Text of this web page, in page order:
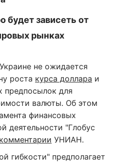
будет зависеть от
рынках
не ожидается
роста курса доллара и
предпосылок для
валюты. Об этом
финансовых
деятельности "Глобус
комментарии УНИАН.
гибкости" предполагает